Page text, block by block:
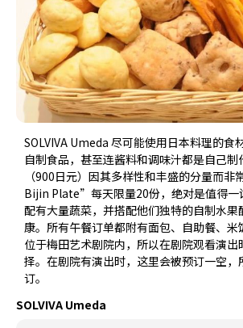
SOLVIVA Umeda 尽可能使用日本料理的食
自制食品，甚至连酱料和调味汁都是自己
（900日元）因其多样性和丰盛的分量而
Bijin Plate”每天限量20份，绝对是值得一
配有大量蔬菜，并搭配他们独特的自制水果
康。所有午餐订单都附有面包、自助餐、米
位于梅田艺术剧院内，所以在剧院观看演
择。在剧院有演出时，这里会被预订一空，
订。
SOLVIVA Umeda